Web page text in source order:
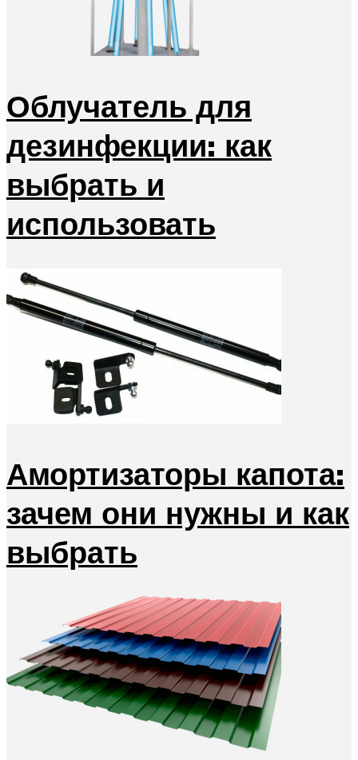
Облучатель для
дезинфекции: как
выбрать и
использовать
Амортизаторы капота:
зачем они нужны и как
выбрать